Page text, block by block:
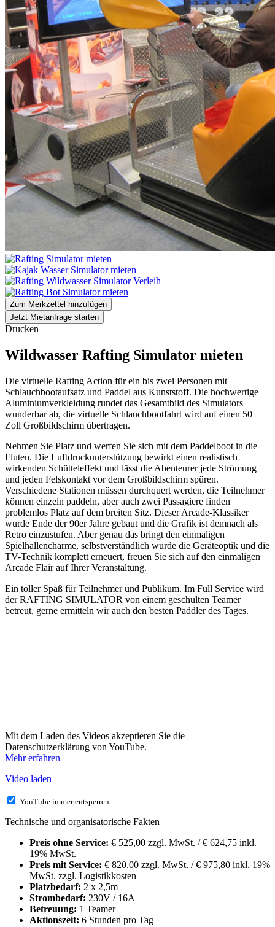
Zum Merkzettel hinzufügen
Jetzt Mietanfrage starten
Drucken
Wildwasser Rafting Simulator mieten
Die virtuelle Rafting Action für ein bis zwei Personen mit
Schlauchbootaufsatz und Paddel aus Kunststoff. Die hochwertige
Aluminiumverkleidung rundet das Gesamtbild des Simulators
wunderbar ab, die virtuelle Schlauchbootfahrt wird auf einen 50
Zoll Großbildschirm übertragen.
Nehmen Sie Platz und werfen Sie sich mit dem Paddelboot in die
Fluten. Die Luftdruckunterstützung bewirkt einen realistisch
wirkenden Schütteleffekt und lässt die Abenteurer jede Strömung
und jeden Felskontakt vor dem Großbildschirm spüren.
Verschiedene Stationen müssen durchquert werden, die Teilnehmer
können einzeln paddeln, aber auch zwei Passagiere finden
problemlos Platz auf dem breiten Sitz. Dieser Arcade-Klassiker
wurde Ende der 90er Jahre gebaut und die Grafik ist demnach als
Retro einzustufen. Aber genau das bringt den einmaligen
Spielhallencharme, selbstverständlich wurde die Geräteoptik und die
TV-Technik komplett erneuert, freuen Sie sich auf den einmaligen
Arcade Flair auf Ihrer Veranstaltung.
Ein toller Spaß für Teilnehmer und Publikum. Im Full Service wird
der RAFTING SIMULATOR von einem geschulten Teamer
betreut, gerne ermitteln wir auch den besten Paddler des Tages.
Mit dem Laden des Videos akzeptieren Sie die
Datenschutzerklärung von YouTube.
Mehr erfahren
Video laden
YouTube immer entsperren
Technische und organisatorische Fakten
Preis ohne Service: € 525,00 zzgl. MwSt. / € 624,75 inkl.
19% MwSt.
Preis mit Service: € 820,00 zzgl. MwSt. / € 975,80 inkl. 19%
MwSt. zzgl. Logistikkosten
Platzbedarf: 2 x 2,5m
Strombedarf: 230V / 16A
Betreuung: 1 Teamer
Aktionszeit: 6 Stunden pro Tag